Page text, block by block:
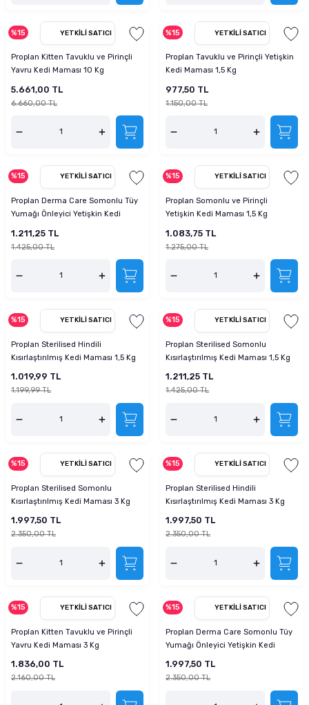
%15 YETKILI SATICI
Proplan Kitten Tavuklu ve Pirinçli
Yavru Kedi Maması 10 Kg
5.661,00 TL
6.660,00 TL
%15 YETKILI SATICI
Proplan Tavuklu ve Pirinçli Yetişkin
Kedi Maması 1,5 Kg
977,50 TL
1.150,00 TL
%15 YETKILI SATICI
Proplan Derma Care Somonlu Tüy
Yumağı Önleyici Yetişkin Kedi
1.211,25 TL
1.425,00 TL
%15 YETKILI SATICI
Proplan Somonlu ve Pirinçli
Yetişkin Kedi Maması 1,5 Kg
1.083,75 TL
1.275,00 TL
%15 YETKILI SATICI
Proplan Sterilised Hindili
Kısırlaştırılmış Kedi Maması 1,5 Kg
1.019,99 TL
1.199,99 TL
%15 YETKILI SATICI
Proplan Sterilised Somonlu
Kısırlaştırılmış Kedi Maması 1,5 Kg
1.211,25 TL
1.425,00 TL
%15 YETKILI SATICI
Proplan Sterilised Somonlu
Kısırlaştırılmış Kedi Maması 3 Kg
1.997,50 TL
2.350,00 TL
%15 YETKILI SATICI
Proplan Sterilised Hindili
Kısırlaştırılmış Kedi Maması 3 Kg
1.997,50 TL
2.350,00 TL
%15 YETKILI SATICI
Proplan Kitten Tavuklu ve Pirinçli
Yavru Kedi Maması 3 Kg
1.836,00 TL
2.160,00 TL
%15 YETKILI SATICI
Proplan Derma Care Somonlu Tüy
Yumağı Önleyici Yetişkin Kedi
1.997,50 TL
2.350,00 TL